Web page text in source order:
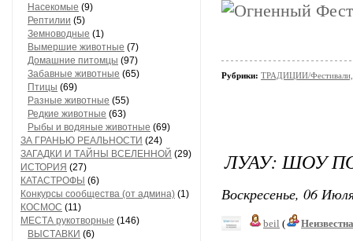
Насекомые (9)
Рептилии (5)
Земноводные (1)
Вымершие животные (7)
Домашние питомцы (97)
Забавные животные (65)
Птицы (69)
Разные животные (55)
Редкие животные (63)
Рыбы и водяные животные (69)
ЗА ГРАНЬЮ РЕАЛЬНОСТИ (24)
ЗАГАДКИ И ТАЙНЫ ВСЕЛЕННОЙ (29)
ИСТОРИЯ (27)
КАТАСТРОФЫ (6)
Конкурсы сообщества (от админа) (1)
КОСМОС (11)
МЕСТА рукотворные (146)
ВЫСТАВКИ (6)
Рубрики: ТРАДИЦИИ/
ЛУАУ: ШОУ
Воскресенье, 06
beil (